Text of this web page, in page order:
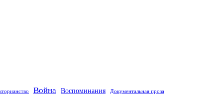
Война Воспоминания Документальная проза